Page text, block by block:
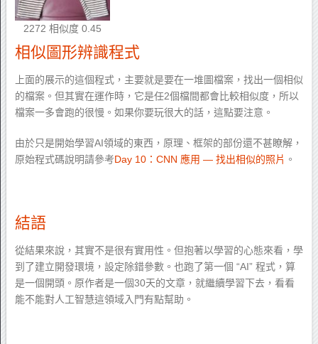
2272 相似度 0.45
相似圖形辨識程式
上面的展示的這個程式，主要就是要在一堆圖檔案，找出一個相似
的檔案。但其實在運作時，它是任2個檔間都會比較相似度，所以
檔案一多會跑的很慢。如果你要玩很大的話，這點要注意。
由於只是開始學習AI領域的東西，原理、框架的部份還不甚瞭解，
原始程式碼說明請參考Day 10：CNN 應用 — 找出相似的照片 。
結語
從結果來說，其實不是很有實用性。但抱著以學習的心態來看，學
到了建立開發環境，設定除錯參數。也跑了第一個 “AI” 程式，算
是一個開頭。原作者是一個30天的文章，就繼續學習下去，看看
能不能對人工智慧這領域入門有點幫助。